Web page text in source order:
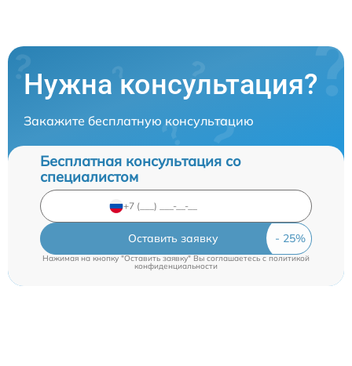
Нужна консультация?
Закажите бесплатную консультацию
Бесплатная консультация со
специалистом
Оставить заявку
Нажимая на кнопку "Оставить заявку" Вы соглашаетесь cполитикой
конфиденциальности